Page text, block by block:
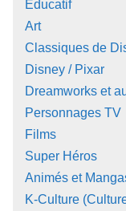
Educatif
Art
Classiques de
Disney / Pixar
Dreamworks et
Personnages TV
Films
Super Héros
Animés et
K-Culture